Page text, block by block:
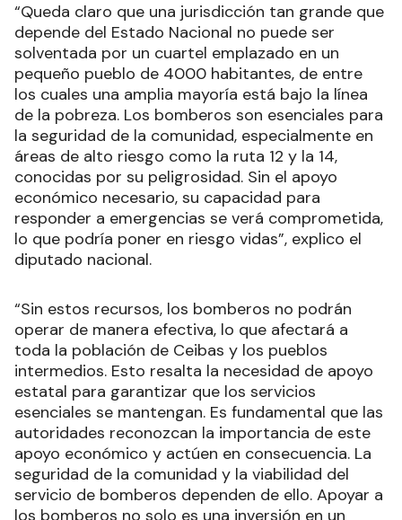
“Queda claro que una jurisdicción tan grande que
depende del Estado Nacional no puede ser
solventada por un cuartel emplazado en un
pequeño pueblo de 4000 habitantes, de entre
los cuales una amplia mayoría está bajo la línea
de la pobreza. Los bomberos son esenciales para
la seguridad de la comunidad, especialmente en
áreas de alto riesgo como la ruta 12 y la 14,
conocidas por su peligrosidad. Sin el apoyo
económico necesario, su capacidad para
responder a emergencias se verá comprometida,
lo que podría poner en riesgo vidas”, explico el
diputado nacional.
“Sin estos recursos, los bomberos no podrán
operar de manera efectiva, lo que afectará a
toda la población de Ceibas y los pueblos
intermedios. Esto resalta la necesidad de apoyo
estatal para garantizar que los servicios
esenciales se mantengan. Es fundamental que las
autoridades reconozcan la importancia de este
apoyo económico y actúen en consecuencia. La
seguridad de la comunidad y la viabilidad del
servicio de bomberos dependen de ello. Apoyar a